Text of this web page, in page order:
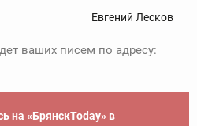
Евгений Лесков
ваших писем по адресу:
на «БрянскToday» в